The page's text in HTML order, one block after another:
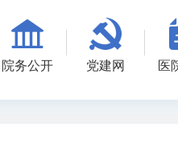
院务公开 党建网 医